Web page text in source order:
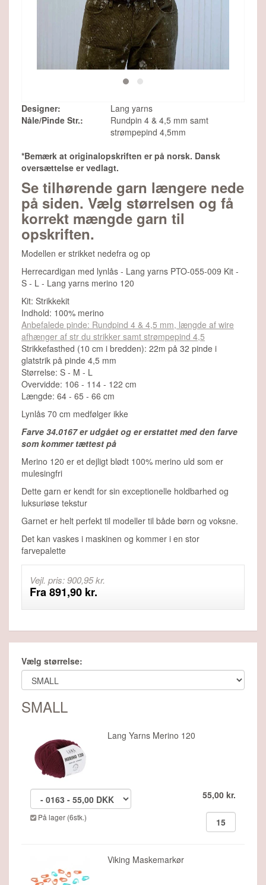
Designer:
Lang yarns
Nåle/Pinde Str.:
Rundpin 4 & 4,5 mm samt
strømpepind 4,5mm
*Bemærk at originalopskriften er på norsk. Dansk
oversættelse er vedlagt.
Se tilhørende garn længere nede
på siden. Vælg størrelsen og få
korrekt mængde garn til
opskriften.
Modellen er strikket nedefra og op
Herrecardigan med lynlås - Lang yarns PTO-055-009 Kit -
S - L - Lang yarns merino 120
Kit: Strikkekit
Indhold: 100% merino
Anbefalede pinde: Rundpind 4 & 4,5 mm, længde af wire
afhænger af str du strikker samt strømpepind 4,5
Strikkefasthed (10 cm i bredden): 22m på 32 pinde i
glatstrik på pinde 4,5 mm
Størrelse: S - M - L
Overvidde: 106 - 114 - 122 cm
Længde: 64 - 65 - 66 cm
Lynlås 70 cm medfølger ikke
Farve 34.0167 er udgået og er erstattet med den farve
som kommer tættest på
Merino 120 er et dejligt blødt 100% merino uld som er
mulesingfri
Dette garn er kendt for sin exceptionelle holdbarhed og
luksuriøse tekstur
Garnet er helt perfekt til modeller til både børn og voksne.
Det kan vaskes i maskinen og kommer i en stor
farvepalette
Vejl. pris: 900,95 kr.
Fra 891,90 kr.
Vælg størrelse:
SMALL
Lang Yarns Merino 120
55,00 kr.
På lager (6stk.)
Viking Maskemarkør